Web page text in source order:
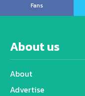
Fans
About us
About
Advertise